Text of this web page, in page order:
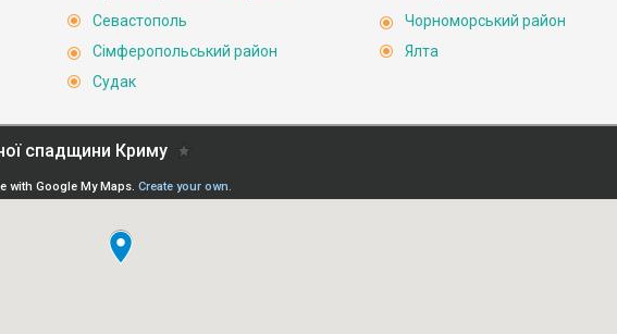
Севастополь
Сімферопольський район
Судак
Чорноморський район
Ялта